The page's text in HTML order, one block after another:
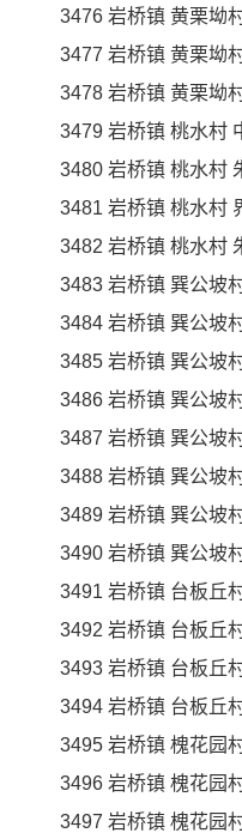
3476 岩桥镇 黄栗坳
3477 岩桥镇 黄栗坳
3478 岩桥镇 黄栗坳
3479 岩桥镇 桃水村
3480 岩桥镇 桃水村
3481 岩桥镇 桃水村
3482 岩桥镇 桃水村
3483 岩桥镇 巽公坡
3484 岩桥镇 巽公坡
3485 岩桥镇 巽公坡
3486 岩桥镇 巽公坡
3487 岩桥镇 巽公坡
3488 岩桥镇 巽公坡
3489 岩桥镇 巽公坡
3490 岩桥镇 巽公坡
3491 岩桥镇 台板丘
3492 岩桥镇 台板丘
3493 岩桥镇 台板丘
3494 岩桥镇 台板丘
3495 岩桥镇 槐花园
3496 岩桥镇 槐花园
3497 岩桥镇 槐花园